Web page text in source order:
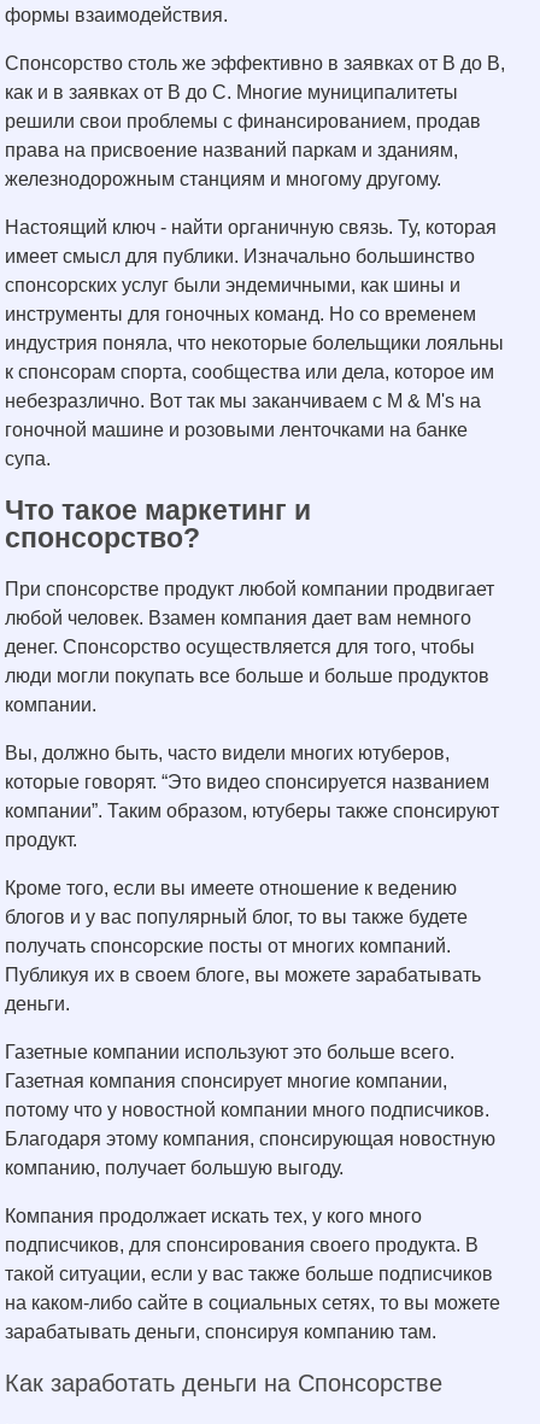
формы взаимодействия.
Спонсорство столь же эффективно в заявках от B до B,
как и в заявках от B до C. Многие муниципалитеты
решили свои проблемы с финансированием, продав
права на присвоение названий паркам и зданиям,
железнодорожным станциям и многому другому.
Настоящий ключ - найти органичную связь. Ту, которая
имеет смысл для публики. Изначально большинство
спонсорских услуг были эндемичными, как шины и
инструменты для гоночных команд. Но со временем
индустрия поняла, что некоторые болельщики лояльны
к спонсорам спорта, сообщества или дела, которое им
небезразлично. Вот так мы заканчиваем с M & M's на
гоночной машине и розовыми ленточками на банке
супа.
Что такое маркетинг и
спонсорство?
При спонсорстве продукт любой компании продвигает
любой человек. Взамен компания дает вам немного
денег. Спонсорство осуществляется для того, чтобы
люди могли покупать все больше и больше продуктов
компании.
Вы, должно быть, часто видели многих ютуберов,
которые говорят. “Это видео спонсируется названием
компании”. Таким образом, ютуберы также спонсируют
продукт.
Кроме того, если вы имеете отношение к ведению
блогов и у вас популярный блог, то вы также будете
получать спонсорские посты от многих компаний.
Публикуя их в своем блоге, вы можете зарабатывать
деньги.
Газетные компании используют это больше всего.
Газетная компания спонсирует многие компании,
потому что у новостной компании много подписчиков.
Благодаря этому компания, спонсирующая новостную
компанию, получает большую выгоду.
Компания продолжает искать тех, у кого много
подписчиков, для спонсирования своего продукта. В
такой ситуации, если у вас также больше подписчиков
на каком-либо сайте в социальных сетях, то вы можете
зарабатывать деньги, спонсируя компанию там.
Как заработать деньги на Спонсорстве